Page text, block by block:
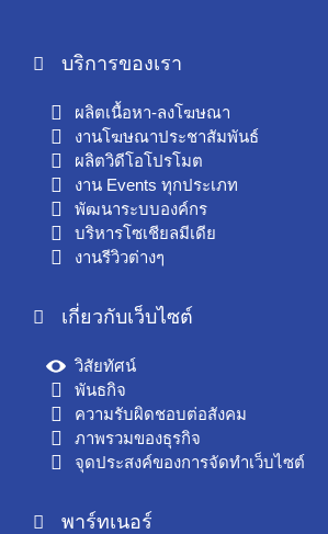
บริการของเรา
ผลิตเนื้อหา-ลงโฆษณา
งานโฆษณาประชาสัมพันธ์
ผลิตวิดีโอโปรโมต
งาน Events ทุกประเภท
พัฒนาระบบองค์กร
บริหารโซเชียลมีเดีย
งานรีวิวต่างๆ
เกี่ยวกับเว็บไซต์
วิสัยทัศน์
พันธกิจ
ความรับผิดชอบต่อสังคม
ภาพรวมของธุรกิจ
จุดประสงค์ของการจัดทำเว็บไซต์
พาร์ทเนอร์